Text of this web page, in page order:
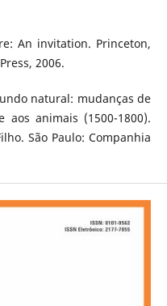
An invitation. Princeton,
2006.
natural: mudanças de
animais (1500-1800).
São Paulo: Companhia